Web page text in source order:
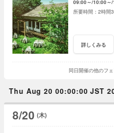
09:00～ 10:00～
2時間
詳しくみる
同日開催の他のフ
Thu Aug 20 00:00:00 JST
8/20 (木)